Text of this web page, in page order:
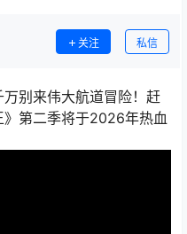
关注 私信
别来伟大航道冒险！赶
第二季将于2026年热血